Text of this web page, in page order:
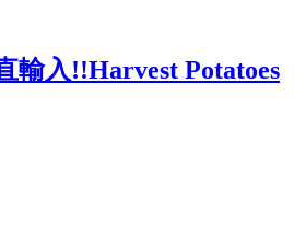
輸入!!Harvest Potatoes